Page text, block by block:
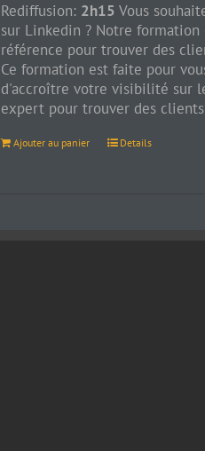
Rediffusion: 2h15 Vous
sur Linkedin ? Notre
référence pour trouver des
Ce formation est faite pour
d'accroître votre visibilité sur
expert pour trouver des
Ajouter au panier Details